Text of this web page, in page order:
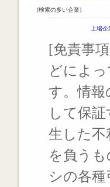
[検索の多い企業]
上場
[免責事
どによ
す。情
して保
生した不
を負う
シの各